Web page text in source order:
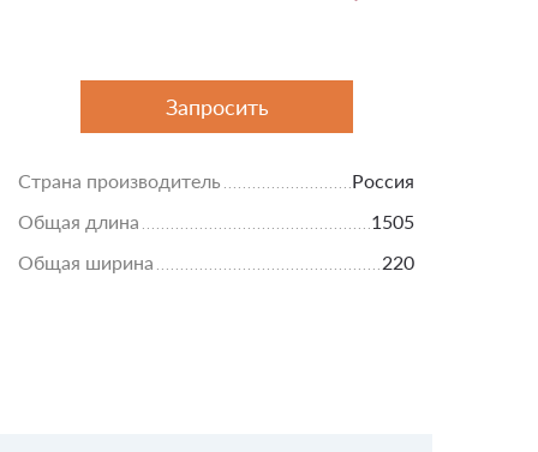
Запросить
Страна производитель
Россия
Общая длина
1505
Общая ширина
220